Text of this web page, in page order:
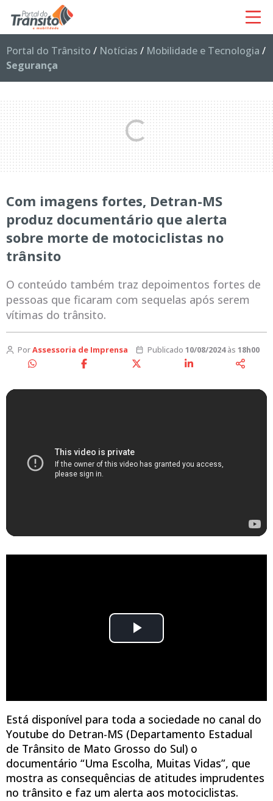
Portal do Trânsito / Notícias / Mobilidade e Tecnologia /
Segurança
Com imagens fortes, Detran-MS
produz documentário que alerta
sobre morte de motociclistas no
trânsito
O conteúdo também traz depoimentos fortes de
pessoas que ficaram com sequelas após serem
vítimas do trânsito.
PorAssessoria de Imprensa Publicado 10/08/2024às 18h00
Está disponível para toda a sociedade no canal do
Youtube do Detran-MS (Departamento Estadual
de Trânsito de Mato Grosso do Sul) o
documentário “Uma Escolha, Muitas Vidas”, que
mostra as consequências de atitudes imprudentes
no trânsito e faz um alerta aos motociclistas.